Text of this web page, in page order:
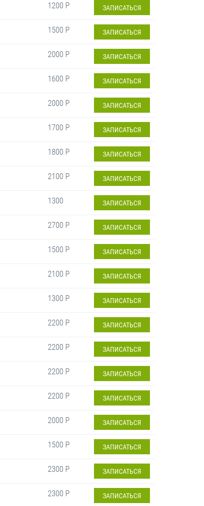
1200 Р ЗАПИСАТЬСЯ
1500 Р ЗАПИСАТЬСЯ
2000 Р ЗАПИСАТЬСЯ
1600 Р ЗАПИСАТЬСЯ
2000 Р ЗАПИСАТЬСЯ
1700 Р ЗАПИСАТЬСЯ
1800 Р ЗАПИСАТЬСЯ
2100 Р ЗАПИСАТЬСЯ
1300 ЗАПИСАТЬСЯ
2700 Р ЗАПИСАТЬСЯ
1500 Р ЗАПИСАТЬСЯ
2100 Р ЗАПИСАТЬСЯ
1300 Р ЗАПИСАТЬСЯ
2200 Р ЗАПИСАТЬСЯ
2200 Р ЗАПИСАТЬСЯ
2200 Р ЗАПИСАТЬСЯ
2200 Р ЗАПИСАТЬСЯ
2000 Р ЗАПИСАТЬСЯ
1500 Р ЗАПИСАТЬСЯ
2300 Р ЗАПИСАТЬСЯ
2300 Р ЗАПИСАТЬСЯ